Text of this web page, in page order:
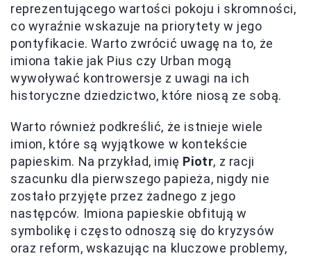
reprezentującego wartości pokoju i skromności,
co wyraźnie wskazuje na priorytety w jego
pontyfikacie. Warto zwrócić uwagę na to, że
imiona takie jak Pius czy Urban mogą
wywoływać kontrowersje z uwagi na ich
historyczne dziedzictwo, które niosą ze sobą.
Warto również podkreślić, że istnieje wiele
imion, które są wyjątkowe w kontekście
papieskim. Na przykład, imię Piotr, z racji
szacunku dla pierwszego papieża, nigdy nie
zostało przyjęte przez żadnego z jego
następców. Imiona papieskie obfitują w
symbolikę i często odnoszą się do kryzysów
oraz reform, wskazując na kluczowe problemy,